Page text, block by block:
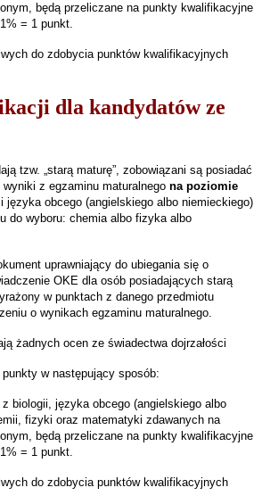
będą przeliczane na punkty kwalifikacyjne
= 1 punkt.
do zdobycia punktów kwalifikacyjnych
dla kandydatów ze
tzw. „starą maturę”, zobowiązani są posiadać
z egzaminu maturalnego na poziomie
języka obcego (angielskiego albo niemieckiego)
do wyboru: chemia albo fizyka albo
uprawniający do ubiegania się o
OKE dla osób posiadających starą
w punktach z danego przedmiotu
o wynikach egzaminu maturalnego.
żadnych ocen ze świadectwa dojrzałości
w następujący sposób:
biologii, języka obcego (angielskiego albo
fizyki oraz matematyki zdawanych na
będą przeliczane na punkty kwalifikacyjne
= 1 punkt.
do zdobycia punktów kwalifikacyjnych